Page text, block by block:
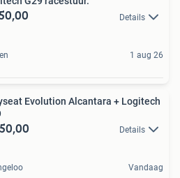
Details
1 aug 26
Evolution Alcantara + Logitech
Details
Vandaag